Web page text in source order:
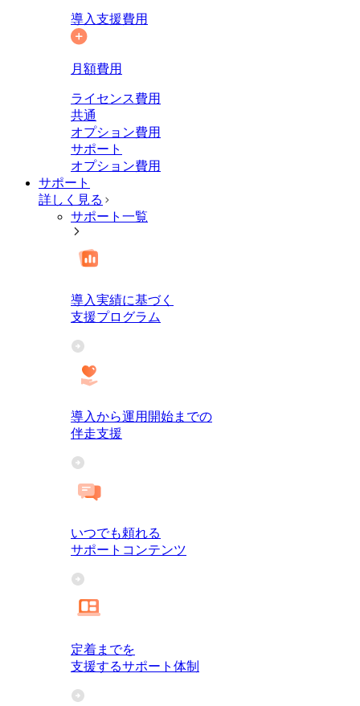
導入支援費用
月額費用
ライセンス費用
共通
オプション費用
サポート
オプション費用
サポート
詳しく見る
サポート一覧
導入実績に基づく
支援プログラム
導入から運用開始までの
伴走支援
いつでも頼れる
サポートコンテンツ
定着までを
支援するサポート体制